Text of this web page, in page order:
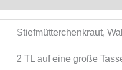
Stiefmütterchenkraut,
2 TL auf eine große